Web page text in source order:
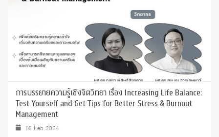
การบรรยายความรู้เชิงจิตวิทยา เรื่อง Increasing Life Balance:
Test Yourself and Get Tips for Better Stress & Burnout
Management
16 Feb 2024